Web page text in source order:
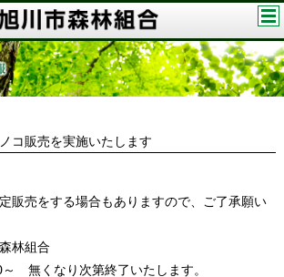
販売を実施いたします
販売をする場合もありますので、ご了承願い
林組合
無くなり次第終了いたします。